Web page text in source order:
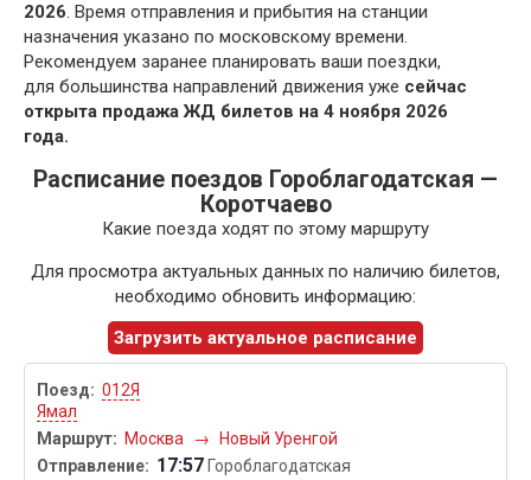
2026. Время отправления и прибытия на станции
назначения указано по московскому времени.
Рекомендуем заранее планировать ваши поездки,
для большинства направлений движения уже сейчас
открыта продажа ЖД билетов на 4 ноября 2026
года.
Расписание поездов Гороблагодатская —
Коротчаево
Какие поезда ходят по этому маршруту
Для просмотра актуальных данных по наличию билетов,
необходимо обновить информацию:
Загрузить актуальное расписание
012Я
Ямал
Москва
→ Новый Уренгой
17:57 Гороблагодатская